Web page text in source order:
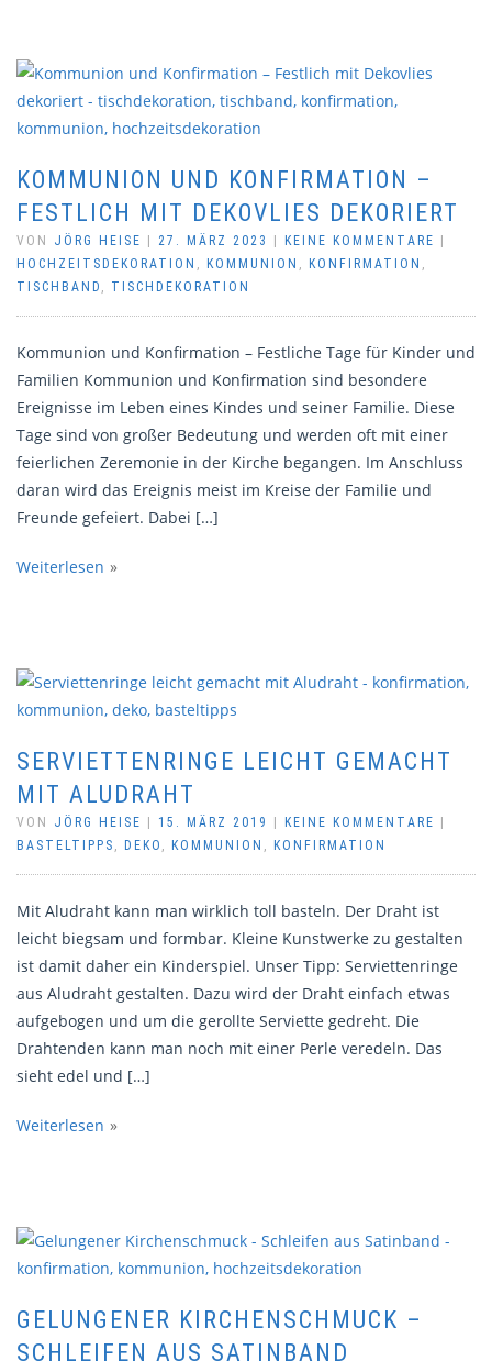
KOMMUNION UND KONFIRMATION –
FESTLICH MIT DEKOVLIES DEKORIERT
VON JÖRG HEISE 27. MÄRZ 2023 KEINE KOMMENTARE
HOCHZEITSDEKORATION , KOMMUNION , KONFIRMATION ,
TISCHBAND , TISCHDEKORATION
Kommunion und Konfirmation – Festliche Tage für Kinder und
Familien Kommunion und Konfirmation sind besondere
Ereignisse im Leben eines Kindes und seiner Familie. Diese
Tage sind von großer Bedeutung und werden oft mit einer
feierlichen Zeremonie in der Kirche begangen. Im Anschluss
daran wird das Ereignis meist im Kreise der Familie und
Freunde gefeiert. Dabei […]
Weiterlesen
SERVIETTENRINGE LEICHT GEMACHT
MIT ALUDRAHT
VON JÖRG HEISE 15. MÄRZ 2019 KEINE KOMMENTARE
BASTELTIPPS , DEKO , KOMMUNION , KONFIRMATION
Mit Aludraht kann man wirklich toll basteln. Der Draht ist
leicht biegsam und formbar. Kleine Kunstwerke zu gestalten
ist damit daher ein Kinderspiel. Unser Tipp: Serviettenringe
aus Aludraht gestalten. Dazu wird der Draht einfach etwas
aufgebogen und um die gerollte Serviette gedreht. Die
Drahtenden kann man noch mit einer Perle veredeln. Das
sieht edel und […]
Weiterlesen
GELUNGENER KIRCHENSCHMUCK –
SCHLEIFEN AUS SATINBAND